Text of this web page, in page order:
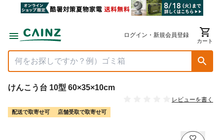
ログイン・新規会員登録
カート
けんこう台 10型 60×35×10cm
レビューを書く
配送で取寄せ可 店舗受取で取寄せ可